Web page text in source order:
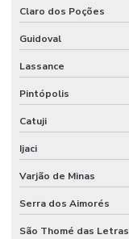
Claro dos Poções
Guidoval
Lassance
Pintópolis
Catuji
Ijaci
Varjão de Minas
Serra dos Aimorés
São Thomé das Letras